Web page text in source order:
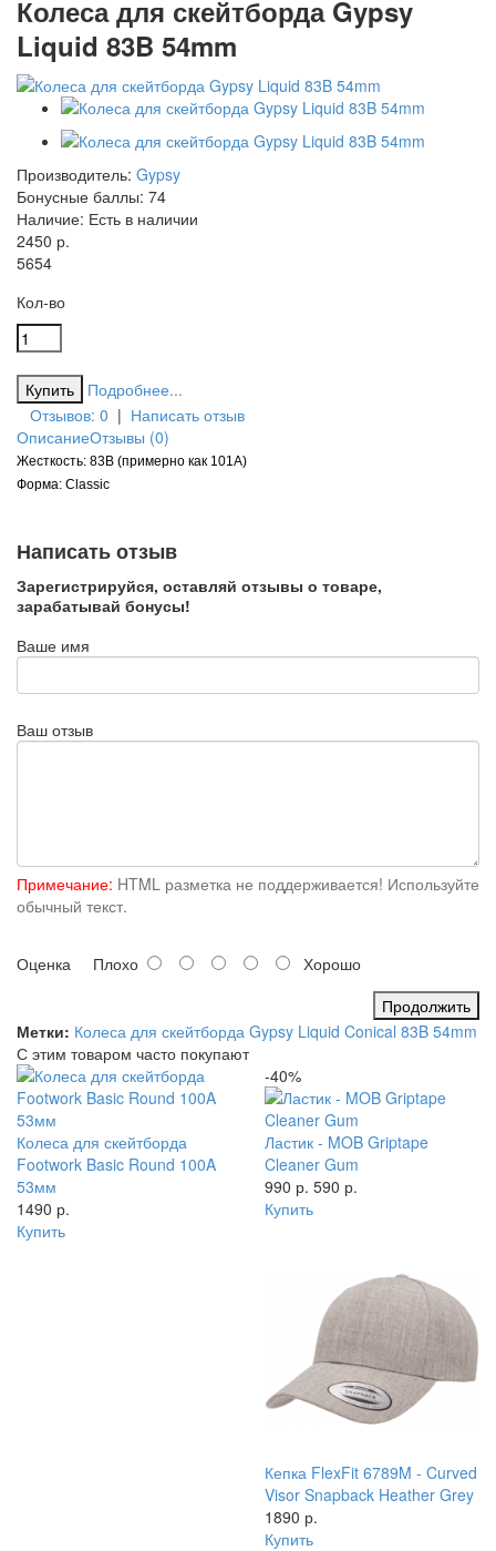
Колеса для скейтборда Gypsy
Liquid 83B 54mm
Производитель: Gypsy
Бонусные баллы: 74
Наличие: Есть в наличии
2450 р.
5654
Кол-во
Подробнее...
Отзывов: 0 | Написать отзыв
ОписаниеОтзывы (0)
Жесткость: 83B (примерно как 101А)
Форма: Classic
Написать отзыв
Зарегистрируйся, оставляй отзывы о товаре,
зарабатывай бонусы!
Ваше имя
Ваш отзыв
Примечание: HTML разметка не поддерживается! Используйте
обычный текст.
Оценка Плохо
Хорошо
Продолжить
Метки: Колеса для скейтборда Gypsy Liquid Conical 83B 54mm
С этим товаром часто покупают
Колеса для скейтборда
Footwork Basic Round 100A
53мм
1490 р.
Купить
-40%
Ластик - MOB Griptape
Cleaner Gum
990 р. 590 р.
Купить
Кепка FlexFit 6789M - Curved
Visor Snapback Heather Grey
1890 р.
Купить